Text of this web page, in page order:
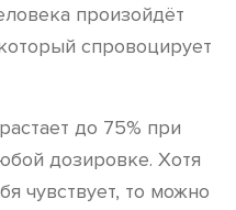
произойдёт
спровоцирует
до 75% при
дозировке. Хотя
чувствует, то можно